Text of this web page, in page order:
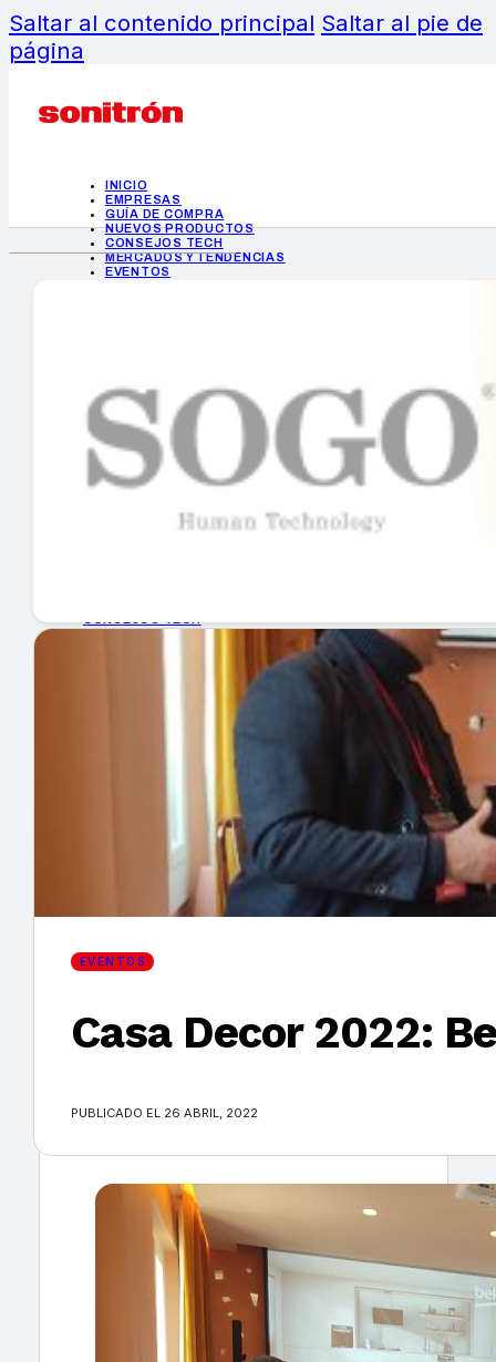
Saltar al contenido principal Saltar al pie de
página
INICIO
EMPRESAS
GUÍA DE COMPRA
NUEVOS PRODUCTOS
CONSEJOS TECH
MERCADOS Y TENDENCIAS
EVENTOS
INICIO
EMPRESAS
GUÍA DE COMPRA
MERCADOS Y TENDENCIAS
Encuentra tu noticia
EVENTOS
Casa Decor 2022:
PUBLICADO EL 26 ABRIL, 2022